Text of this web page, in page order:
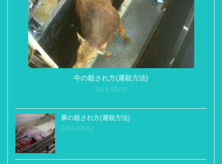
牛の殺され方(屠殺方法)
2018/08/30
豚の殺され方(屠殺方法)
2005/03/02